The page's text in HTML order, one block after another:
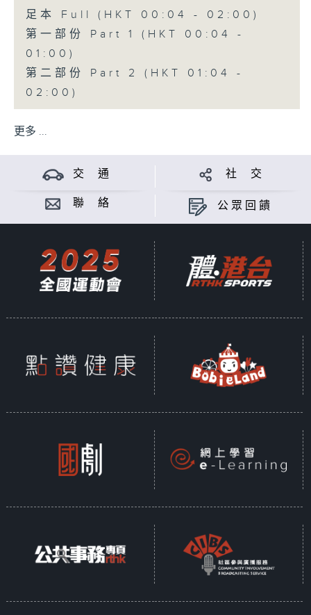
足本 Full (HKT 00:04 - 02:00)
第一部份 Part 1 (HKT 00:04 -
01:00)
第二部份 Part 2 (HKT 01:04 -
02:00)
更多 ...
交 通 社 交
聯 絡 公眾回饋